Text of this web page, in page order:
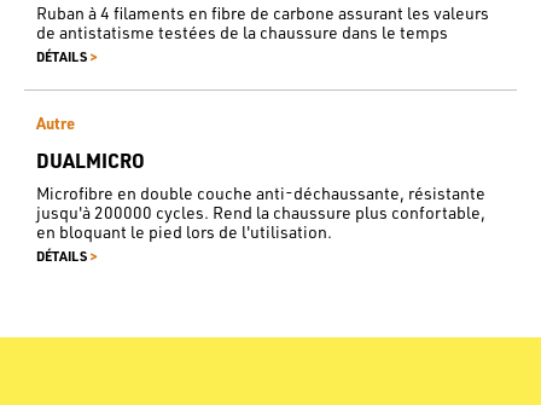
Ruban à 4 filaments en fibre de carbone assurant les valeurs
de antistatisme testées de la chaussure dans le temps
DÉTAILS >
Autre
DUALMICRO
Microfibre en double couche anti-déchaussante, résistante
jusqu'à 200000 cycles. Rend la chaussure plus confortable,
en bloquant le pied lors de l'utilisation.
DÉTAILS >